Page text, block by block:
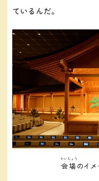
ているんだ。
会場
かいじょう
のイ